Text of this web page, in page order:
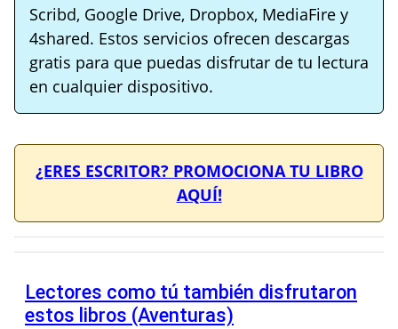
Scribd, Google Drive, Dropbox, MediaFire y
4shared. Estos servicios ofrecen descargas
gratis para que puedas disfrutar de tu lectura
en cualquier dispositivo.
¿ERES ESCRITOR? PROMOCIONA TU LIBRO
AQUÍ!
Lectores como tú también disfrutaron
estos libros (Aventuras)